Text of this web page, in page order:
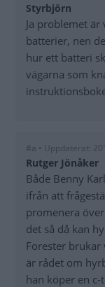
Styrbjörn
Ja problemet
batterier, nen
hur ett batteri
vägarna som
#a • Uppdaterat:
Rutger Jönåker
Både Benny
ifrån att
promenera
det så då kan
Forester brukar
är rådet om
han köper en c-